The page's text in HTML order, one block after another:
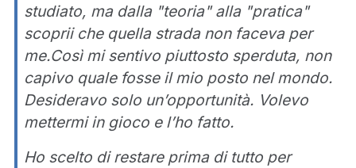
studiato, ma dalla "teoria" alla "pratica"
scoprii che quella strada non faceva per
me.Così mi sentivo piuttosto sperduta, non
capivo quale fosse il mio posto nel mondo.
Desideravo solo un’opportunità. Volevo
mettermi in gioco e l’ho fatto.
Ho scelto di restare prima di tutto per